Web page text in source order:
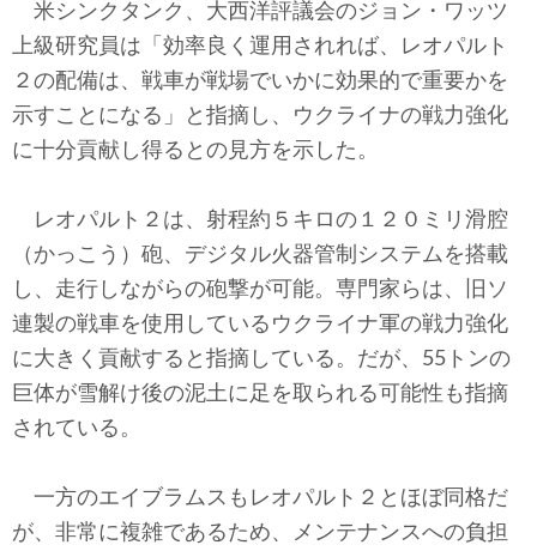
米シンクタンク、大西洋評議会のジョン・ワッツ
上級研究員は「効率良く運用されれば、レオパルト
２の配備は、戦車が戦場でいかに効果的で重要かを
示すことになる」と指摘し、ウクライナの戦力強化
に十分貢献し得るとの見方を示した。
レオパルト２は、射程約５キロの１２０ミリ滑腔
（かっこう）砲、デジタル火器管制システムを搭載
し、走行しながらの砲撃が可能。専門家らは、旧ソ
連製の戦車を使用しているウクライナ軍の戦力強化
に大きく貢献すると指摘している。だが、55トンの
巨体が雪解け後の泥土に足を取られる可能性も指摘
されている。
一方のエイブラムスもレオパルト２とほぼ同格だ
が、非常に複雑であるため、メンテナンスへの負担